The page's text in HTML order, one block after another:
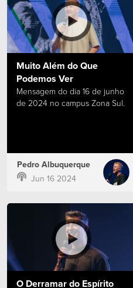
Muito Além do Que
Podemos Ver
Mensagem do dia 16 de junho
de 2024 no campus Zona Sul.
Pedro Albuquerque
Jun 16 2024
O Derramar do Espírito